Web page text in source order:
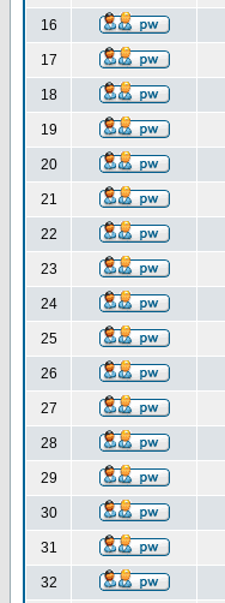
16
17
18
19
20
21
22
23
24
25
26
27
28
29
30
31
32